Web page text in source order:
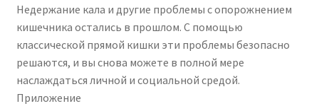
Недержание кала и другие проблемы с опорожнением
кишечника остались в прошлом. С помощью
классической прямой кишки эти проблемы безопасно
решаются, и вы снова можете в полной мере
наслаждаться личной и социальной средой.
Приложение